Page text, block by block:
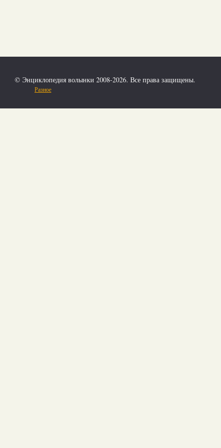
© Энциклопедия волынки 2008-2026. Все права защищены.
Разное